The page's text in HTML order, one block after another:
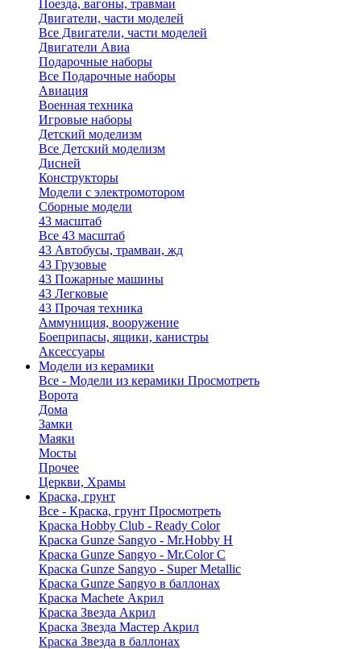
Поезда, вагоны, травмаи
Двигатели, части моделей
Все Двигатели, части моделей
Двигатели Авиа
Подарочные наборы
Все Подарочные наборы
Авиация
Военная техника
Игровые наборы
Детский моделизм
Все Детский моделизм
Дисней
Конструкторы
Модели с электромотором
Сборные модели
43 масштаб
Все 43 масштаб
43 Автобусы, трамваи, жд
43 Грузовые
43 Пожарные машины
43 Легковые
43 Прочая техника
Аммуниция, вооружение
Боеприпасы, ящики, канистры
Аксессуары
Модели из керамики
Все - Модели из керамики Просмотреть
Ворота
Дома
Замки
Маяки
Мосты
Прочее
Церкви, Храмы
Краска, грунт
Все - Краска, грунт Просмотреть
Краска Hobby Club - Ready Color
Краска Gunze Sangyo - Mr.Hobby H
Краска Gunze Sangyo - Mr.Color C
Краска Gunze Sangyo - Super Metallic
Краска Gunze Sangyo в баллонах
Краска Machete Акрил
Краска Звезда Акрил
Краска Звезда Мастер Акрил
Краска Звезда в баллонах